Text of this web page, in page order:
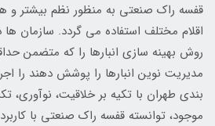
قفسه راک صنعتی به منظور نظم بیشتر و
اقلام مختلف استفاده می گردد. سازمان ها
روش بهینه سازی انبارها را که متضمن
مدیریت نوین انبارها را پوشش دهند را
بندی طهران با تکیه بر خلاقیت، نوآوری،
موجود، توانسته قفسه راک صنعتی با کاربرد